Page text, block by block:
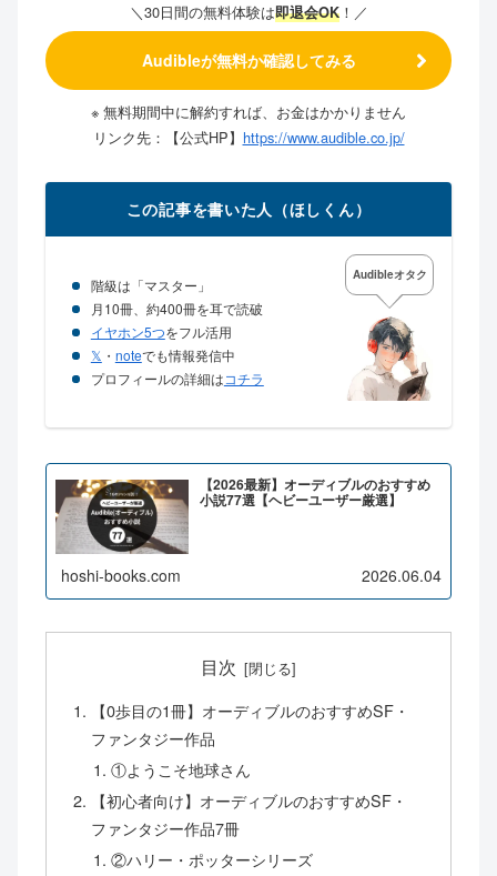
＼30日間の無料体験は即退会OK！／
Audibleが無料か確認してみる
※ 無料期間中に解約すれば、お金はかかりません
リンク先：【公式HP】 https://www.audible.co.jp/
この記事を書いた人（ほしくん）
階級は「マスター」
月10冊、約400冊を耳で読破
イヤホン5つをフル活用
𝕏 ・ noteでも情報発信中
プロフィールの詳細はコチラ
Audibleオタク
【2026最新】オーディブルのおすすめ
小説77選【ヘビーユーザー厳選】
hoshi-books.com 2026.06.04
目次
【0歩目の1冊】オーディブルのおすすめSF・
ファンタジー作品
①ようこそ地球さん
【初心者向け】オーディブルのおすすめSF・
ファンタジー作品7冊
②ハリー・ポッターシリーズ